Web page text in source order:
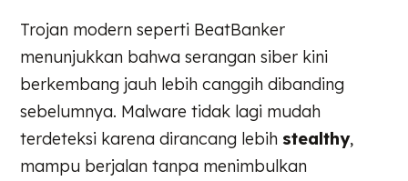
Trojan modern seperti BeatBanker
menunjukkan bahwa serangan siber kini
berkembang jauh lebih canggih dibanding
sebelumnya. Malware tidak lagi mudah
terdeteksi karena dirancang lebih stealthy,
mampu berjalan tanpa menimbulkan